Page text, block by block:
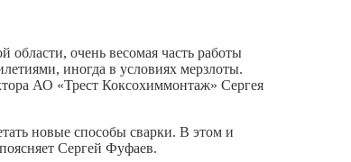
очень весомая часть работы
иногда в условиях мерзлоты.
АО «Трест Коксохиммонтаж» Сергея
новые способы сварки. В этом и
Сергей Фуфаев.